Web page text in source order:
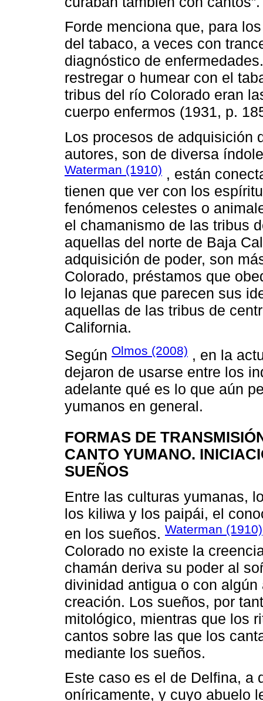
Forde menciona que, para
del tabaco, a veces con
diagnóstico de
restregar o humear con el
tribus del río Colorado eran
cuerpo enfermos (1931, p.
Los procesos de adquisición
autores, son de diversa
Waterman (1910) , están
tienen que ver con los
fenómenos celestes o
el chamanismo de las tribus
aquellas del norte de Baja
adquisición de poder, son
Colorado, préstamos que
lo lejanas que parecen sus
aquellas de las tribus de
California.
Según Olmos (2008) , en la
dejaron de usarse entre los
adelante qué es lo que aún
yumanos en general.
FORMAS DE
CANTO YUMANO.
SUEÑOS
Entre las culturas yumanas,
los kiliwa y los paipái, el
en los sueños. Waterman (1910)
Colorado no existe la
chamán deriva su poder al
divinidad antigua o con
creación. Los sueños, por
mitológico, mientras que los
cantos sobre las que los
mediante los sueños.
Este caso es el de Delfina, a
oníricamente, y cuyo abuelo